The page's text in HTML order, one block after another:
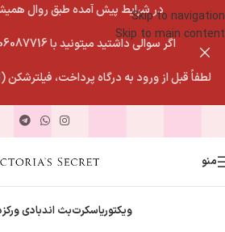
Skip to navigation
Skip to main content
در شرایط پیش آمده طبق روال
اگر سوالی داشتید میتونید با 09306087716 تماس بگیرید.
لطفاً قبل از ورود به درگاه پرداخت، فیلترشکن (VPN) خود را خاموش کنید.
منو
ویکتوریاسکرتبث اندبادی ورکز